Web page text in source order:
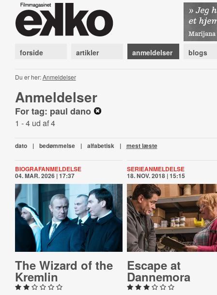
forside artikler anmeldelser blogs
Du er her:Anmeldelser
Anmeldelser
For tag: paul dano
1 - 4 ud af 4
dato | bedømmelse | alfabetisk | mest læste
BIOGRAFANMELDELSE
04. MAR. 2026 | 17:37
The Wizard of the
Kremlin
SERIEANMELDELSE
18. NOV. 2018 | 15:15
Escape at
Dannemora